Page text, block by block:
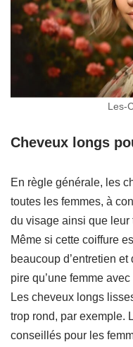
Les-
Cheveux longs
En règle générale, les
toutes les femmes, à
du visage ainsi que leur
Même si cette coiffure
beaucoup d’entretien
pire qu’une femme
Les cheveux longs
trop rond, par exemple.
conseillés pour les